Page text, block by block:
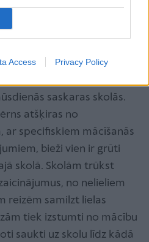
Access Privacy Policy
traucējumiem
sadarboties ar bērnu un
saskaras skolās.
atšķiras no
ar specifiskiem mācīšanās
bieži vien ir grūti
skolā. Skolām trūkst
no nelieliem
reizēm samilzt lielas
tiek izstumti no mācību
saukti uz skolu līdz kādā